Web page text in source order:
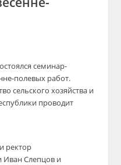
семинар-
полевых работ.
сельского хозяйства и
проводит
ректор
Иван Слепцов и